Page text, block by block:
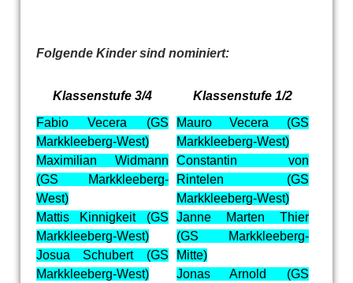
Folgende Kinder sind nominiert:
Klassenstufe 3/4
Klassenstufe 1/2
Fabio Vecera (GS
Markkleeberg-West)
Maximilian Widmann
(GS Markkleeberg-
West)
Mattis Kinnigkeit (GS
Markkleeberg-West)
Josua Schubert (GS
Markkleeberg-West)
Mauro Vecera (GS
Markkleeberg-West)
Constantin von
Rintelen (GS
Markkleeberg-West)
Janne Marten Thier
(GS Markkleeberg-
Mitte)
Jonas Arnold (GS